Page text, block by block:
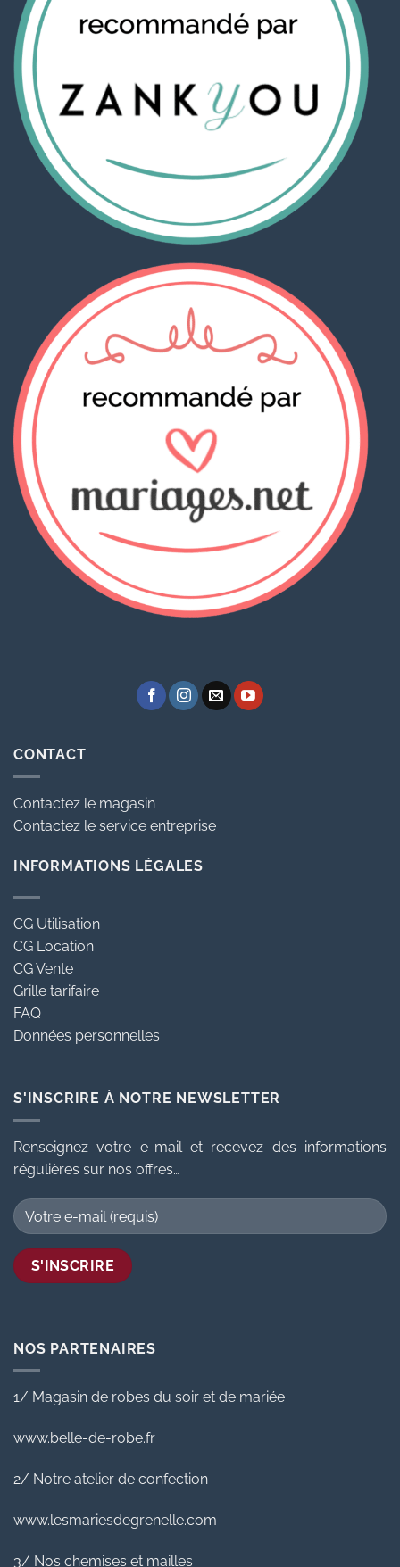
CONTACT
Contactez le magasin
Contactez le service entreprise
INFORMATIONS LÉGALES
CG Utilisation
CG Location
CG Vente
Grille tarifaire
FAQ
Données personnelles
S'INSCRIRE À NOTRE NEWSLETTER
Renseignez votre e-mail et recevez des informations
régulières sur nos offres…
NOS PARTENAIRES
1/ Magasin de robes du soir et de mariée
www.belle-de-robe.fr
2/ Notre atelier de confection
www.lesmariesdegrenelle.com
3/ Nos chemises et mailles